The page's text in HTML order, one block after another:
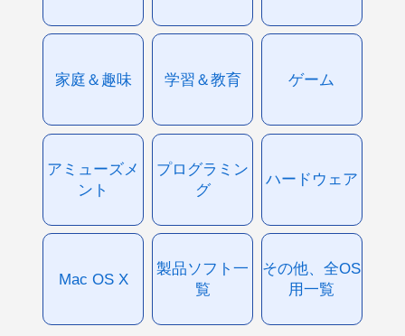
家庭＆趣味 学習＆教育 ゲーム
アミューズメ
ント
プログラミン
グ
ハードウェア
Mac OS X
製品ソフト一
覧
その他、全OS
用一覧